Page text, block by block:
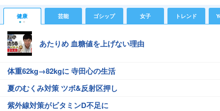
健康 芸能 ゴシップ 女子 トレンド
あたりめ 血糖値を上げない理由
体重62kg→82kgに 寺田心の生活
夏のむくみ対策 ツボ&反射区押し
紫外線対策がビタミンD不足に